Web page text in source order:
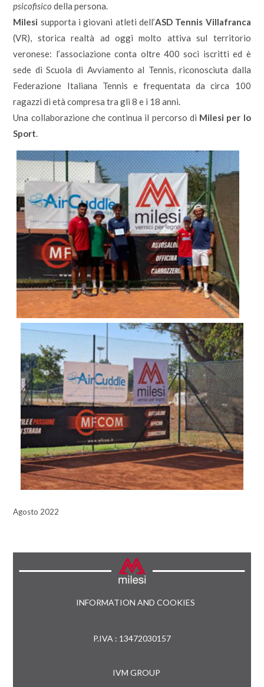
psicofisico della persona.
Milesi supporta i giovani atleti dell’ASD Tennis Villafranca
(VR), storica realtà ad oggi molto attiva sul territorio
veronese: l’associazione conta oltre 400 soci iscritti ed è
sede di Scuola di Avviamento al Tennis, riconosciuta dalla
Federazione Italiana Tennis e frequentata da circa 100
ragazzi di età compresa tra gli 8 e i 18 anni.
Una collaborazione che continua il percorso di Milesi per lo
Sport.
Agosto 2022
INFORMATION AND COOKIES
P.IVA : 13472030157
IVM GROUP